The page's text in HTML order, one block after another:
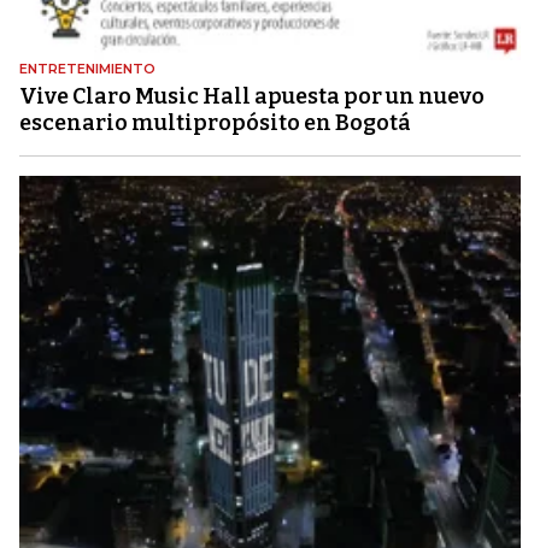
ENTRETENIMIENTO
Vive Claro Music Hall apuesta por un nuevo
escenario multipropósito en Bogotá